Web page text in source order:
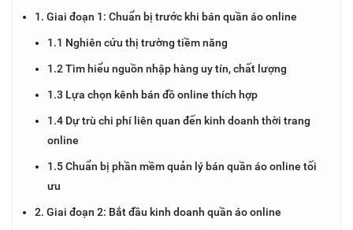
1. Giai đoạn 1: Chuẩn bị trước khi bán quần áo online
1.1 Nghiên cứu thị trường tiềm năng
1.2 Tìm hiểu nguồn nhập hàng uy tín, chất lượng
1.3 Lựa chọn kênh bán đồ online thích hợp
1.4 Dự trù chi phí liên quan đến kinh doanh thời trang
online
1.5 Chuẩn bị phần mềm quản lý bán quần áo online tối
ưu
2. Giai đoạn 2: Bắt đầu kinh doanh quần áo online